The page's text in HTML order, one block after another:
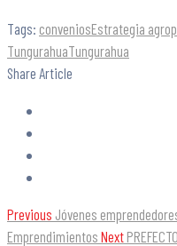
Tags: conveniosEstrategia
TungurahuaTungurahua
Share Article
Previous Jóvenes
Emprendimientos Next